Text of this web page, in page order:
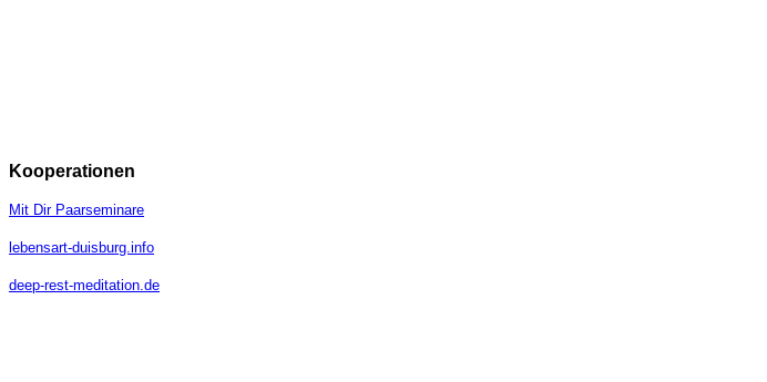
Kooperationen
Mit Dir Paarseminare
lebensart-duisburg.info
deep-rest-meditation.de